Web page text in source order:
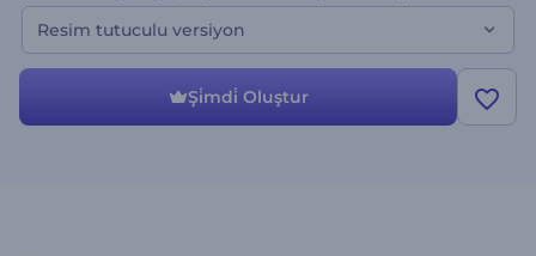
dönüştürün. Ücretsiz önizlemeyi hemen deneyin.
Resim tutuculu versiyon
Şi̇mdi̇ Oluştur